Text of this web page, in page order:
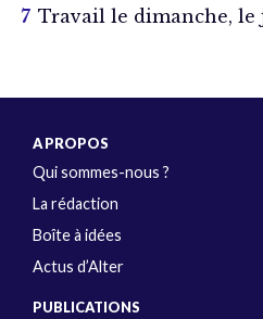
Travail le dimanche, le
A PROPOS
Qui sommes-nous ?
La rédaction
Boîte à idées
Actus d’Alter
PUBLICATIONS